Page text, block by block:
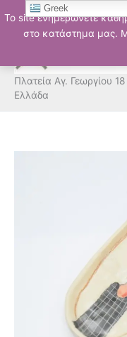
Το site ενημερώνετε
στο κατάστημα μας.
Μετάβαση
στο
περιεχόμενο
Πλατεία Αγ. Γεωργίου
Ελλάδα
Greek